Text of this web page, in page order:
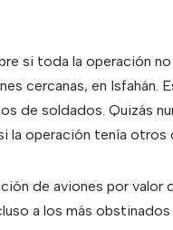
si toda la operación
cercanas, en
de soldados. Quizás
la operación tenía otros
de aviones por
a los más